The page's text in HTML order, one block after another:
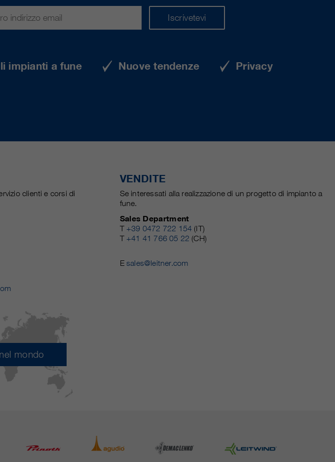
Iscrivetevi
impianti a fune Nuove tendenze Privacy
clienti e corsi di
VENDITE
Se interessati alla realizzazione di un progetto di impianto a
fune.
Sales Department
T +39 0472 722 154 (IT)
T +41 41 766 05 22 (CH)
Esales@leitner.com
mondo